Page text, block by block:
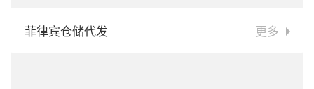
菲律宾仓储代发 更多